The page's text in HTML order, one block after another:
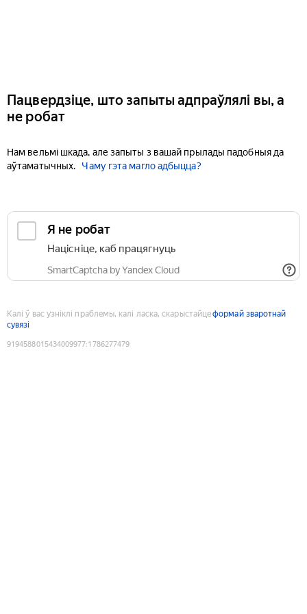
Пацвердзіце, што запыты адпраўлялі вы, а
не робат
Нам вельмі шкада, але запыты з вашай прылады падобныя да
аўтаматычных.
Чаму гэта магло адбыцца?
Я не робат
Націсніце, каб працягнуць
SmartCaptcha by Yandex Cloud
Калі ў вас узніклі праблемы, калі ласка, скарыстайцеформай зваротнай
сувязі
9194588015434009977:1786277479